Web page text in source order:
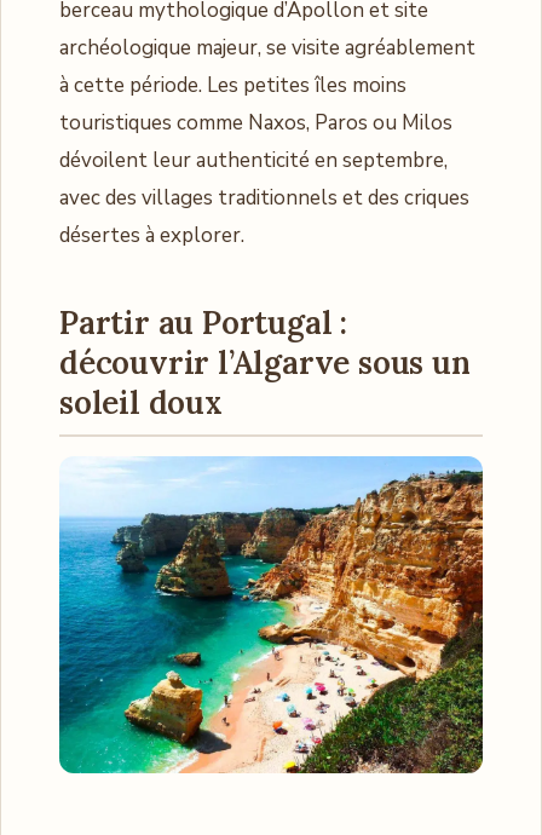
berceau mythologique d’Apollon et site
archéologique majeur, se visite agréablement
à cette période. Les petites îles moins
touristiques comme Naxos, Paros ou Milos
dévoilent leur authenticité en septembre,
avec des villages traditionnels et des criques
désertes à explorer.
Partir au Portugal :
découvrir l’Algarve sous un
soleil doux